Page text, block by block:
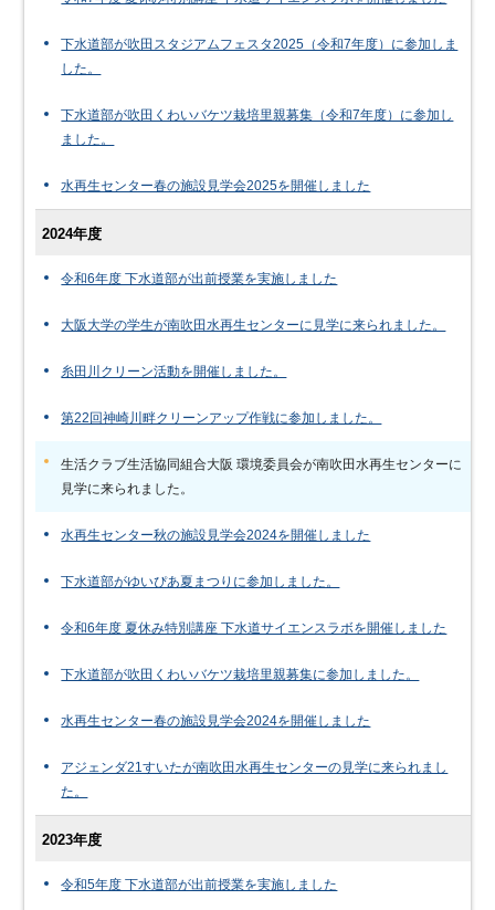
下水道部が吹田スタジアムフェスタ2025（令和7年度）に参加しま
した。
下水道部が吹田くわいバケツ栽培里親募集（令和7年度）に参加し
ました。
水再生センター春の施設見学会2025を開催しました
2024年度
令和6年度 下水道部が出前授業を実施しました
大阪大学の学生が南吹田水再生センターに見学に来られました。
糸田川クリーン活動を開催しました。
第22回神崎川畔クリーンアップ作戦に参加しました。
生活クラブ生活協同組合大阪 環境委員会が南吹田水再生センターに
見学に来られました。
水再生センター秋の施設見学会2024を開催しました
下水道部がゆいぴあ夏まつりに参加しました。
令和6年度 夏休み特別講座 下水道サイエンスラボを開催しました
下水道部が吹田くわいバケツ栽培里親募集に参加しました。
水再生センター春の施設見学会2024を開催しました
アジェンダ21すいたが南吹田水再生センターの見学に来られまし
た。
2023年度
令和5年度 下水道部が出前授業を実施しました